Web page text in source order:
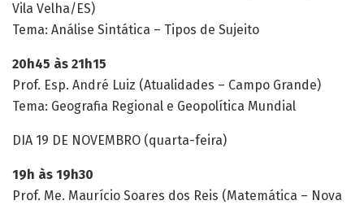
Vila Velha/ES)
Tema: Análise Sintática – Tipos de Sujeito
20h45 às 21h15
Prof. Esp. André Luiz (Atualidades – Campo Grande)
Tema: Geografia Regional e Geopolítica Mundial
DIA 19 DE NOVEMBRO (quarta-feira)
19h às 19h30
Prof. Me. Maurício Soares dos Reis (Matemática – Nova